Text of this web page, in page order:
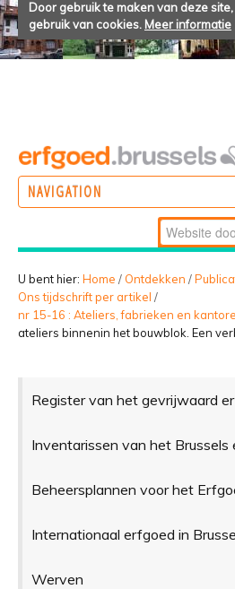
Door gebruik te maken van deze
gebruik van cookies. Meer informatie
NAVIGATION
BELEVEN
Zoek
Geavanceerd
zoeken...
U bent hier: Home / Ontdekken /
Ons tijdschrift per artikel /
nr 15-16 : Ateliers, fabrieken en
ateliers binnenin het bouwblok. Een
Register van het gevrijwaard
Inventarissen van het Brussels
Beheersplannen voor het
Internationaal erfgoed in
Werven